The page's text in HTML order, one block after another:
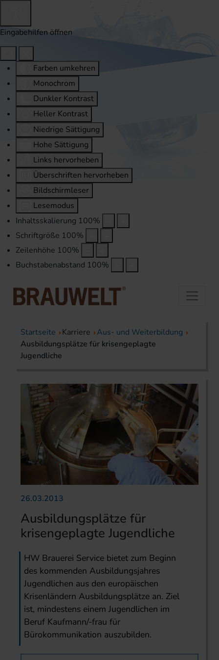
Eingabehilfen öffnen
Farben umkehren
Monochrom
Dunkler Kontrast
Heller Kontrast
Niedrige Sättigung
Hohe Sättigung
Links hervorheben
Überschriften hervorheben
Bildschirmleser
Lesemodus
Inhaltsskalierung 100%
Schriftgröße 100%
Zeilenhöhe 100%
Buchstabenabstand 100%
Startseite Karriere
Aus- und Weiterbildung
Ausbildungsplätze für krisengeplagte
Jugendliche
26.03.2013
Ausbildungsplätze für
krisengeplagte Jugendliche
HW Brauerei Service bietet zum Beginn
des kommenden Ausbildungsjahres
Jugendlichen aus den europäischen
Krisenländern Ausbildungsplätze an. Ziel
ist, mindestens einem Jugendlichen im
Beruf Kaufmann/-frau für
Bürokommunikation auszubilden.